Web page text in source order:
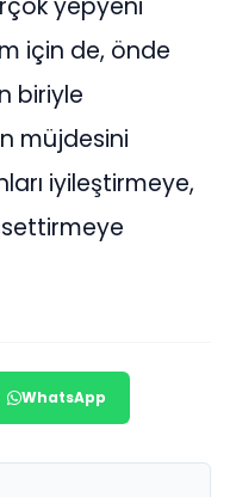
yepyeni
için de, önde
biriyle
müjdesini
iyileştirmeye,
WhatsApp